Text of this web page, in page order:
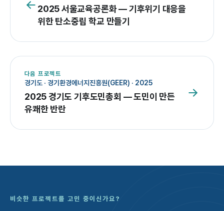
2025 서울교육공론화 — 기후위기 대응을
위한 탄소중립 학교 만들기
다음 프로젝트
경기도 · 경기환경에너지진흥원(GEER) · 2025
2025 경기도 기후도민총회 — 도민이 만든
유쾌한 반란
비슷한 프로젝트를 고민 중이신가요?